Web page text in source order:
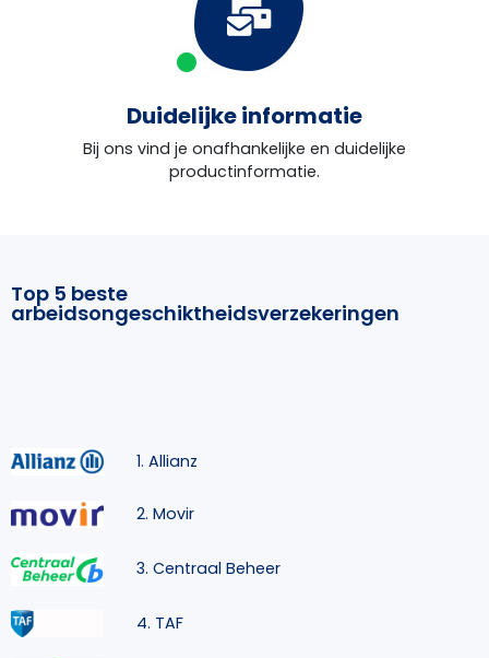
Duidelijke informatie
Bij ons vind je onafhankelijke en duidelijke
productinformatie.
Top 5 beste
arbeidsongeschiktheidsverzekeringen
1. Allianz
2. Movir
3. Centraal Beheer
4. TAF